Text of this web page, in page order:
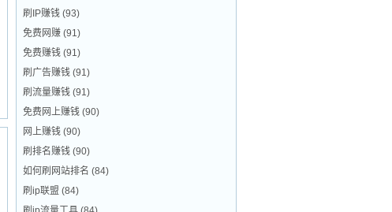
刷IP赚钱 (93)
免费网赚 (91)
免费赚钱 (91)
刷广告赚钱 (91)
刷流量赚钱 (91)
免费网上赚钱 (90)
网上赚钱 (90)
刷排名赚钱 (90)
如何刷网站排名 (84)
刷ip联盟 (84)